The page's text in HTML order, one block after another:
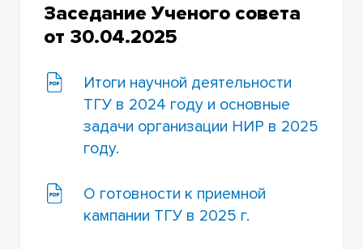
Заседание Ученого совета
от 30.04.2025
Итоги научной деятельности
ТГУ в 2024 году и основные
задачи организации НИР в 2025
году.
О готовности к приемной
кампании ТГУ в 2025 г.